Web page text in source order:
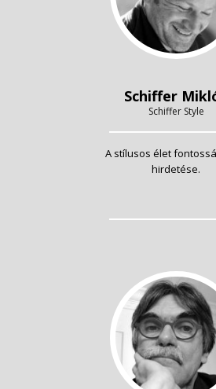
Schiffer
Schiffer Style
A stílusos élet
hirdetése.